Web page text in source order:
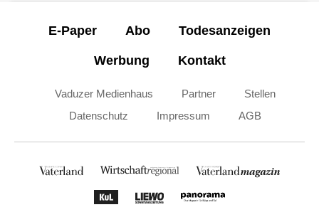
E-Paper Abo Todesanzeigen
Werbung Kontakt
Vaduzer Medienhaus Partner
Stellen
Datenschutz
Impressum AGB